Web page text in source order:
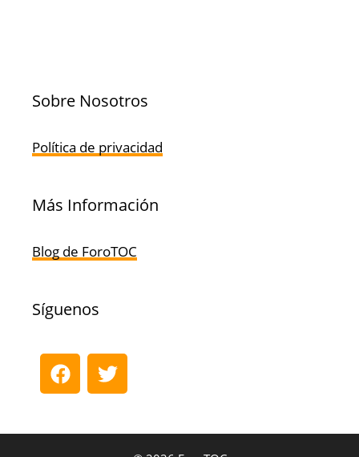
Sobre Nosotros
Política de privacidad
Más Información
Blog de ForoTOC
Síguenos